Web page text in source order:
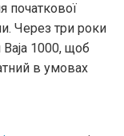
початкової
Через три роки
Baja 1000, щоб
в умовах